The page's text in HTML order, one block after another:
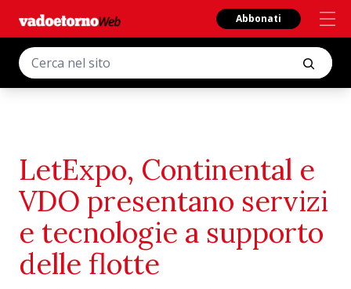
Abbonati
LetExpo, Continental e
VDO presentano servizi
e tecnologie a supporto
delle flotte